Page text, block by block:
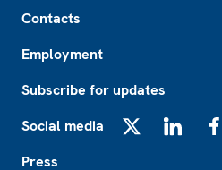
Contacts
Employment
Subscribe for updates
Social media
Press